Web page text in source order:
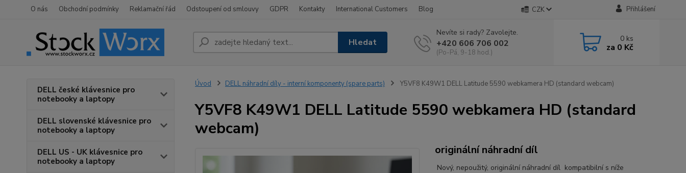
O nás Obchodní podmínky Reklamační řád Odstoupení od smlouvy GDPR Kontakty International Customers Blog CZK Přihlášení
Hledat
Nevíte si rady? Zavolejte.
+420 606 706 002
(Po-Pá, 9-18 hod.)
0 ks
za 0 Kč
DELL české klávesnice pro
notebooky a laptopy
DELL slovenské klávesnice pro
notebooky a laptopy
DELL US - UK klávesnice pro
notebooky a laptopy
Úvod DELL náhradní díly - interní komponenty (spare parts) Y5VF8 K49W1 DELL Latitude 5590 webkamera HD (standard webcam)
Y5VF8 K49W1 DELL Latitude 5590 webkamera HD (standard
webcam)
originální náhradní díl
Nový, nepoužitý, originální náhradní díl kompatibilní s níže